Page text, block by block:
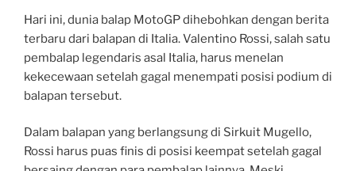
Hari ini, dunia balap MotoGP dihebohkan dengan berita
terbaru dari balapan di Italia. Valentino Rossi, salah satu
pembalap legendaris asal Italia, harus menelan
kekecewaan setelah gagal menempati posisi podium di
balapan tersebut.
Dalam balapan yang berlangsung di Sirkuit Mugello,
Rossi harus puas finis di posisi keempat setelah gagal